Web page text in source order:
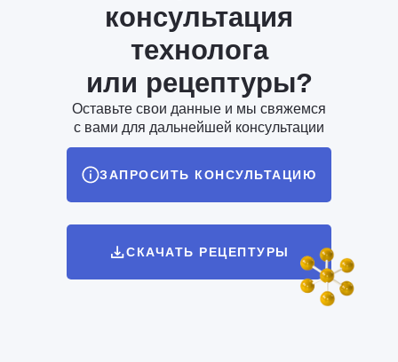
СКАЧАТЬ РЕЦЕПТУРЫ
ЗАПРОСИТЬ КОНСУЛЬТАЦИЮ
консультация
технолога
или рецептуры?
Оставьте свои данные и мы свяжемся
с вами для дальнейшей консультации